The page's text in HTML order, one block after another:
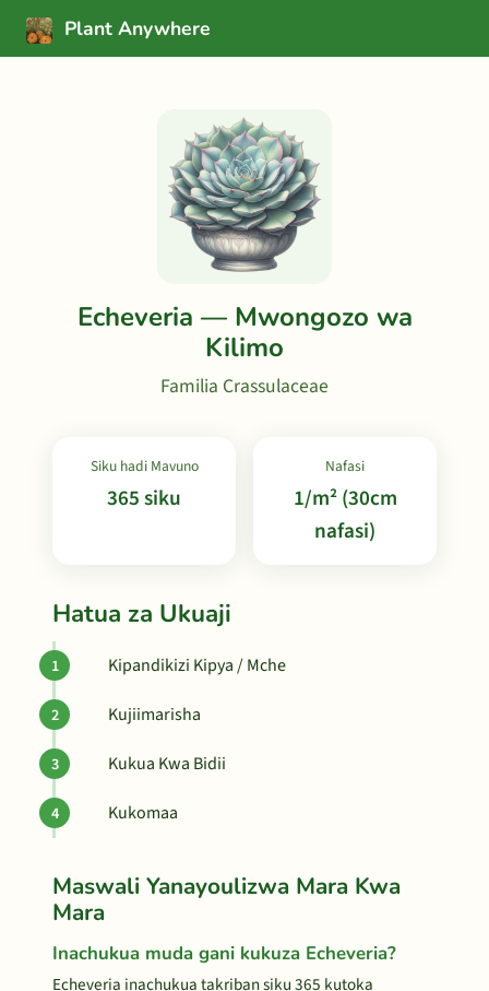
Plant Anywhere
Echeveria — Mwongozo wa
Kilimo
Familia Crassulaceae
Siku hadi Mavuno
365 siku
Nafasi
1/m² (30cm
nafasi)
Hatua za Ukuaji
Kipandikizi Kipya / Mche
Kujiimarisha
Kukua Kwa Bidii
Kukomaa
Maswali Yanayoulizwa Mara Kwa
Mara
Inachukua muda gani kukuza Echeveria?
Echeveria inachukua takriban siku 365 kutoka